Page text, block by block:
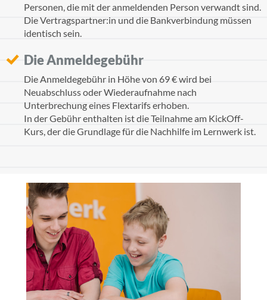
Personen, die mit der anmeldenden Person verwandt sind.
Die Vertragspartner:in und die Bankverbindung müssen
identisch sein.
Die Anmeldegebühr
Die Anmeldegebühr in Höhe von 69 € wird bei
Neuabschluss oder Wiederaufnahme nach
Unterbrechung eines Flextarifs erhoben.
In der Gebühr enthalten ist die Teilnahme am KickOff-
Kurs, der die Grundlage für die Nachhilfe im Lernwerk ist.